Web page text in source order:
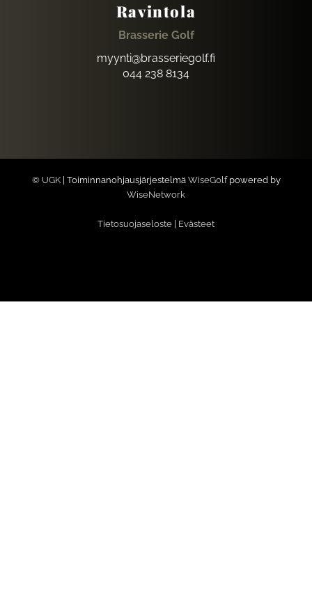
Ravintola
Brasserie Golf
myynti@brasseriegolf.fi
044 238 8134
© UGK| Toiminnanohjausjärjestelmä WiseGolfpowered by
WiseNetwork
Tietosuojaseloste Evästeet